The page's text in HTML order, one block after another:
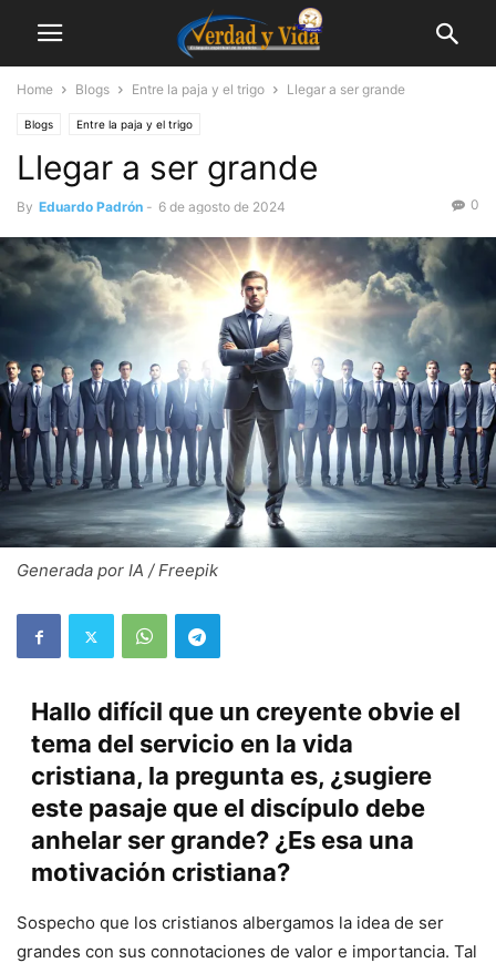
Home Blogs Entre la paja y el trigo Llegar a ser grande
Blogs Entre la paja y el trigo
Llegar a ser grande
By Eduardo Padrón - 6 de agosto de 2024 0
Generada por IA / Freepik
Hallo difícil que un creyente obvie el
tema del servicio en la vida
cristiana, la pregunta es, ¿sugiere
este pasaje que el discípulo debe
anhelar ser grande? ¿Es esa una
motivación cristiana?
Sospecho que los cristianos albergamos la idea de ser
grandes con sus connotaciones de valor e importancia. Tal